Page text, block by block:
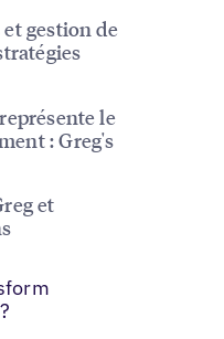
gestion de
le
: Greg's
et